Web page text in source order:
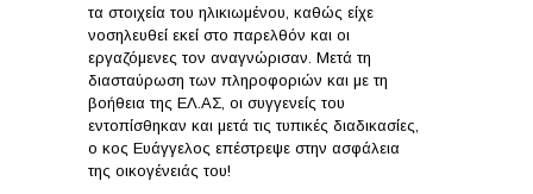
τα στοιχεία του ηλικιωμένου, καθώς είχε
νοσηλευθεί εκεί στο παρελθόν και οι
εργαζόμενες τον αναγνώρισαν. Μετά τη
διασταύρωση των πληροφοριών και με τη
βοήθεια της ΕΛ.ΑΣ, οι συγγενείς του
εντοπίσθηκαν και μετά τις τυπικές διαδικασίες,
ο κος Ευάγγελος επέστρεψε στην ασφάλεια
της οικογένειάς του!